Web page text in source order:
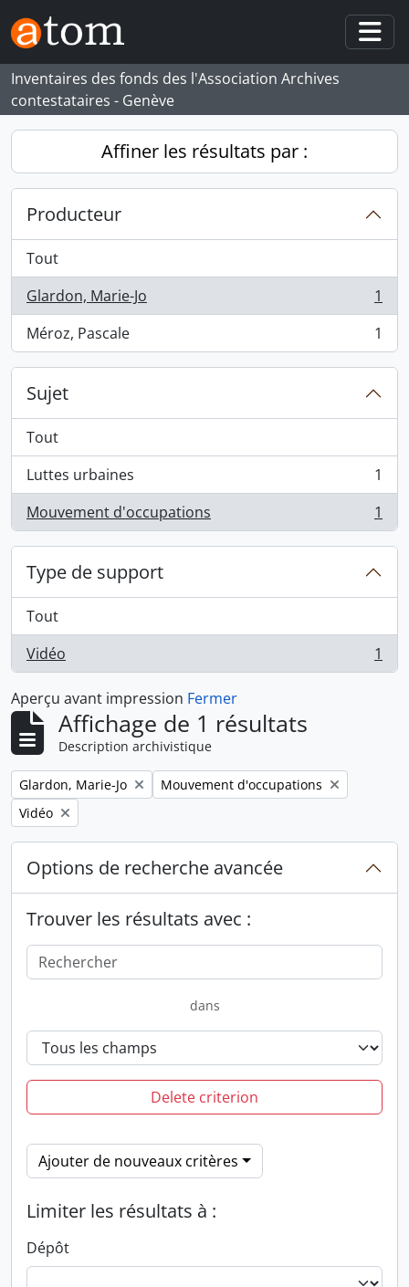
Skip to main content
Inventaires des fonds des l'Association Archives
contestataires - Genève
Affiner les résultats par :
Producteur
Tout
Glardon, Marie-Jo
, 1 résultats
1
Méroz, Pascale
, 1 résultats 1
Sujet
Tout
Luttes urbaines
, 1 résultats
1
Mouvement d'occupations
, 1 résultats 1
Type de support
Tout
Vidéo
, 1 résultats 1
Aperçu avant impression Fermer
Affichage de 1 résultats
Description archivistique
Remove filter:
Glardon, Marie-Jo Remove filter:
Mouvement d'occupations
Remove filter:
Vidéo
Options de recherche avancée
Trouver les résultats avec :
dans
Delete criterion
Ajouter de nouveaux critères
Limiter les résultats à :
Dépôt